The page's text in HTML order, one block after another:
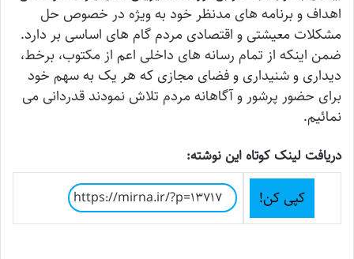
اهداف و برنامه های مدنظر خود به ویژه در خصوص حل
مشکلات معیشتی و اقتصادی مردم گام های اساسی بر دارد.
ضمن اینکه از تمام رسانه های داخلی اعم از مکتوب، برخط،
دیداری و شنیداری و فضای مجازی که هر یک به سهم خود
برای حضور پرشور و آگاهانه مردم تلاش نمودند قدردانی می
نمائیم.
دریافت لینک کوتاه این نوشته:
کپی کن!